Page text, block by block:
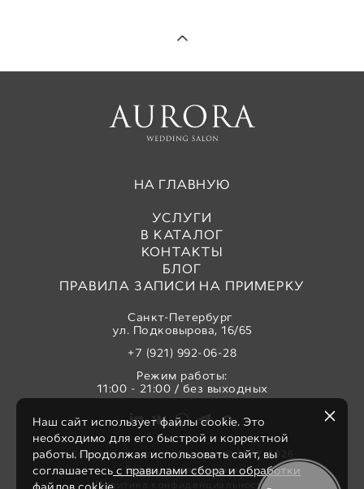
НА ГЛАВНУЮ
УСЛУГИ
В КАТАЛОГ
КОНТАКТЫ
БЛОГ
ПРАВИЛА ЗАПИСИ НА ПРИМЕРКУ
Санкт-Петербург
ул. Подковырова, 16/65
+7 (921) 992-06-28
Режим работы:
11:00 - 21:00 / без выходных
Свадебный салон «Аврора» © 2017-2026
Все права защищены
Политика конфиденциальности
Наш сайт использует файлы cookie. Это
необходимо для его быстрой и корректной
работы. Продолжая использовать сайт, вы
соглашаетесь с правилами сбора и обработки